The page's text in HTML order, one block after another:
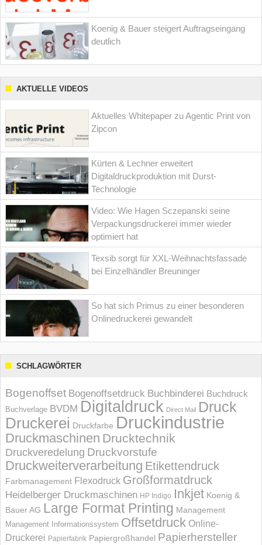
Koenig & Bauer steigert Auftragseingang
deutlich
AKTUELLE VIDEOS
Aktuelles Whitepaper zu Agentic Print von
Zipcon
Kürten & Lechner erweitert
Digitaldruckproduktion mit Durst-
Technologie
Video: Wie Hagen Sczepanski seine
Verpackungsdruckerei immer wieder
optimiert hat
Texsib sorgt für XXL-Weihnachtsfassade
bei Einzelhändler Breuninger
So hat sich Primus zu einer besonderen
Onlinedruckerei gewandelt
SCHLAGWÖRTER
Bogenoffset Bogenoffsetdruck Buchbinderei Buchdruck
Buchverlage BVDM Digitaldruck Direct Mail Druck
Druckerei Druckfarbe Druckindustrie
Druckmaschinen Drucktechnik
Druckveredelung Druckvorstufe
Druckweiterverarbeitung Etikettendruck
Farbmanagement Flexodruck Großformatdruck
Heidelberger Druckmaschinen HP Indigo Inkjet Koenig &
Bauer AG Large Format Printing Management
Management Informations­system Offsetdruck Online-
Druckerei Papierfabrik Papiergroßhandel Papierhersteller